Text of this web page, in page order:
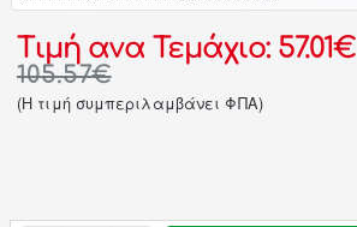
Τιμή ανα Τεμάχιο: 57.01€
105.57€
(H τιμή συμπεριλαμβάνει ΦΠΑ)